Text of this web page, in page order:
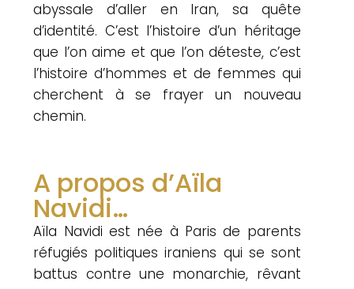
abyssale d’aller en Iran, sa quête
d’identité. C’est l’histoire d’un héritage
que l’on aime et que l’on déteste, c’est
l’histoire d’hommes et de femmes qui
cherchent à se frayer un nouveau
chemin.
A propos d’Aïla
Navidi…
Aïla Navidi est née à Paris de parents
réfugiés politiques iraniens qui se sont
battus contre une monarchie, rêvant